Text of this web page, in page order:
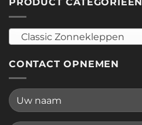
PRODUCT CATEGORIEËN
Classic Zonnekleppen
CONTACT OPNEMEN
Please leave this field empty.